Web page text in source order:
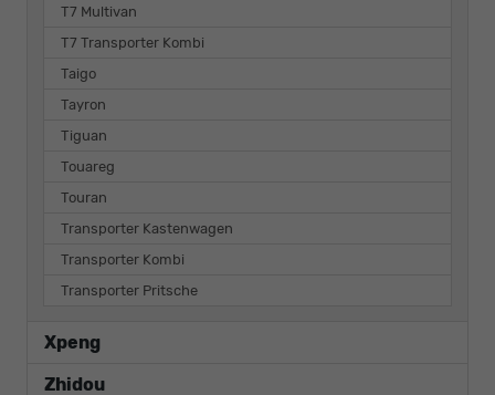
T7 Multivan
T7 Transporter Kombi
Taigo
Tayron
Tiguan
Touareg
Touran
Transporter Kastenwagen
Transporter Kombi
Transporter Pritsche
Xpeng
Zhidou